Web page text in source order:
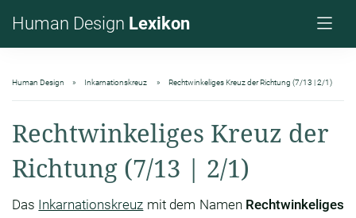
Human Design Lexikon
Human Design Inkarnationskreuz Rechtwinkeliges Kreuz der Richtung (7/13 | 2/1)
Rechtwinkeliges Kreuz der
Richtung (7/13 | 2/1)
Das Inkarnationskreuz mit dem Namen Rechtwinkeliges